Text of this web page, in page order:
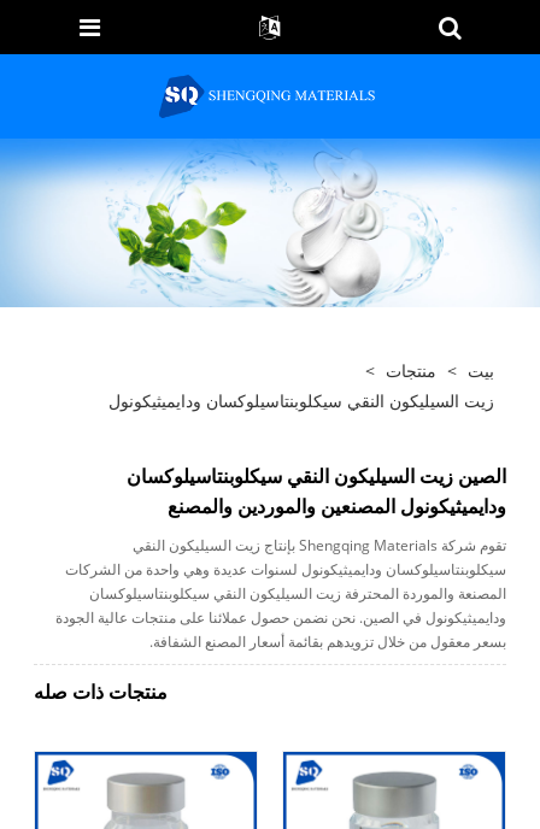
بيت > منتجات >
زيت السيليكون النقي سيكلوبنتاسيلوكسان ودايميثيكونول
الصين زيت السيليكون النقي سيكلوبنتاسيلوكسان
ودايميثيكونول المصنعين والموردين والمصنع
تقوم شركة Shengqing Materials بإنتاج زيت السيليكون النقي
سيكلوبنتاسيلوكسان ودايميثيكونول لسنوات عديدة وهي واحدة من الشركات
المصنعة والموردة المحترفة زيت السيليكون النقي سيكلوبنتاسيلوكسان
ودايميثيكونول في الصين. نحن نضمن حصول عملائنا على منتجات عالية الجودة
بسعر معقول من خلال تزويدهم بقائمة أسعار المصنع الشفافة.
منتجات ذات صله